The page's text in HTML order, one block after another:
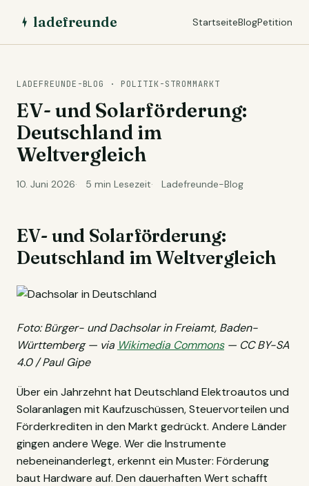
ladefreunde StartseiteBlogPetition
LADEFREUNDE-BLOG · POLITIK-STROMMARKT
EV- und Solarförderung:
Deutschland im
Weltvergleich
10. Juni 2026 5 min Lesezeit Ladefreunde-Blog
EV- und Solarförderung:
Deutschland im Weltvergleich
Foto: Bürger- und Dachsolar in Freiamt, Baden-
Württemberg — via Wikimedia Commons— CC BY-SA
4.0 / Paul Gipe
Über ein Jahrzehnt hat Deutschland Elektroautos und
Solaranlagen mit Kaufzuschüssen, Steuervorteilen und
Förderkrediten in den Markt gedrückt. Andere Länder
gingen andere Wege. Wer die Instrumente
nebeneinanderlegt, erkennt ein Muster: Förderung
baut Hardware auf. Den dauerhaften Wert schafft